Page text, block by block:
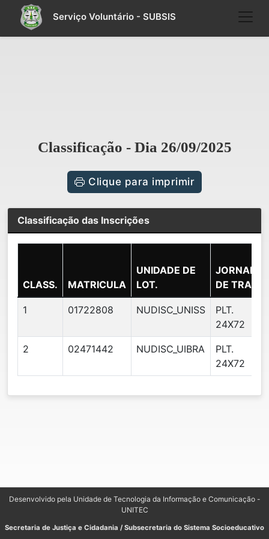
Serviço Voluntário - SUBSIS
Classificação - Dia 26/09/2025
Clique para imprimir
Classificação das Inscrições
CLASS. MATRICULA
UNIDADE DE
LOT.
JORNADA
DE TRAB.
1 01722808 NUDISC_UNISS
PLT.
24X72
2 02471442 NUDISC_UIBRA
PLT.
24X72
Desenvolvido pela Unidade de Tecnologia da Informação e Comunicação -
UNITEC
Secretaria de Justiça e Cidadania / Subsecretaria do Sistema Socioeducativo